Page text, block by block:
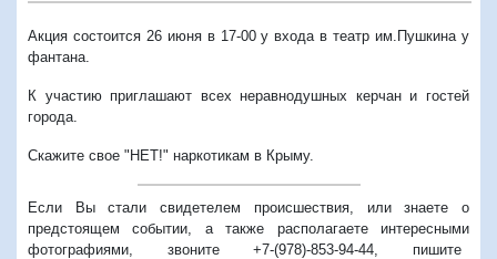
Акция состоится 26 июня в 17-00 у входа в театр им.Пушкина у
фантана.
К участию приглашают всех неравнодушных керчан и гостей
города.
Скажите свое "НЕТ!" наркотикам в Крыму.
Если Вы стали свидетелем происшествия, или знаете о
предстоящем событии, а также располагаете интересными
фотографиями, звоните +7-(978)-853-94-44, пишите